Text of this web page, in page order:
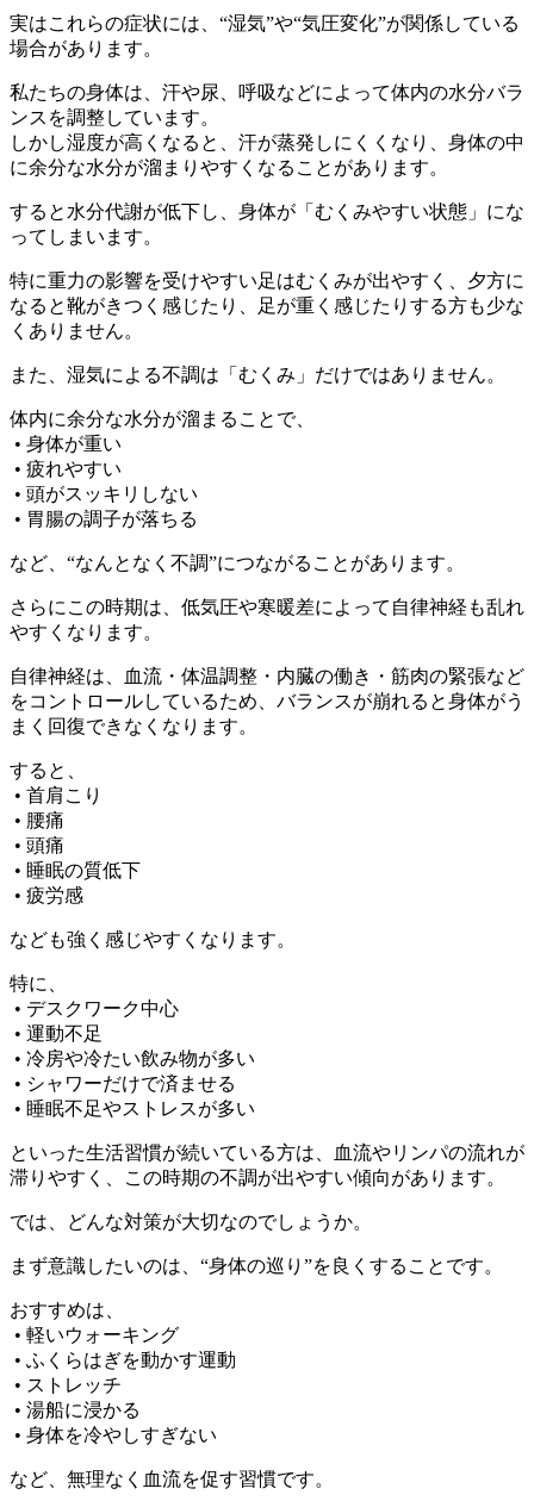
実はこれらの症状には、“湿気”や“気圧変化”が関係している
場合があります。
私たちの身体は、汗や尿、呼吸などによって体内の水分バラ
ンスを調整しています。
しかし湿度が高くなると、汗が蒸発しにくくなり、身体の中
に余分な水分が溜まりやすくなることがあります。
すると水分代謝が低下し、身体が「むくみやすい状態」にな
ってしまいます。
特に重力の影響を受けやすい足はむくみが出やすく、夕方に
なると靴がきつく感じたり、足が重く感じたりする方も少な
くありません。
また、湿気による不調は「むくみ」だけではありません。
体内に余分な水分が溜まることで、
• 身体が重い
• 疲れやすい
• 頭がスッキリしない
• 胃腸の調子が落ちる
など、“なんとなく不調”につながることがあります。
さらにこの時期は、低気圧や寒暖差によって自律神経も乱れ
やすくなります。
自律神経は、血流・体温調整・内臓の働き・筋肉の緊張など
をコントロールしているため、バランスが崩れると身体がう
まく回復できなくなります。
すると、
• 首肩こり
• 腰痛
• 頭痛
• 睡眠の質低下
• 疲労感
なども強く感じやすくなります。
特に、
• デスクワーク中心
• 運動不足
• 冷房や冷たい飲み物が多い
• シャワーだけで済ませる
• 睡眠不足やストレスが多い
といった生活習慣が続いている方は、血流やリンパの流れが
滞りやすく、この時期の不調が出やすい傾向があります。
では、どんな対策が大切なのでしょうか。
まず意識したいのは、“身体の巡り”を良くすることです。
おすすめは、
• 軽いウォーキング
• ふくらはぎを動かす運動
• ストレッチ
• 湯船に浸かる
• 身体を冷やしすぎない
など、無理なく血流を促す習慣です。